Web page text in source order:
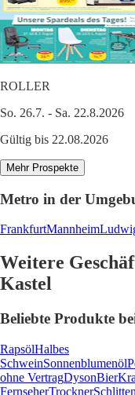
ROLLER
So. 26.7. - Sa. 22.8.2026
Gültig bis 22.08.2026
Mehr Prospekte
Metro in der
FrankfurtMannheim
Weitere
Kastel
Beliebte Produkte
RapsölHalbes
SchweinSonnenblumenöl
ohne VertragDysonBier
FernseherTrocknerSchlitten